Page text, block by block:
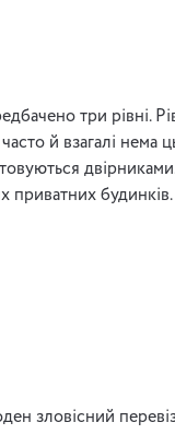
три
й взагалі нема
приватних
зловісний